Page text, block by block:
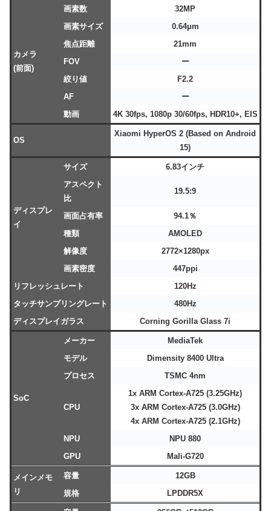
カメラ
(前面)
画素数
32MP
画素サイズ
0.64μm
焦点距離
21mm
FOV
ー
絞り値
F2.2
AF
ー
動画
4K 30fps, 1080p 30/60fps, HDR10+, EIS
OS
Xiaomi HyperOS 2 (Based on Android
15)
ディスプレ
イ
サイズ
6.83インチ
アスペクト
比
19.5:9
画面占有率
94.1％
種類
AMOLED
解像度
2772×1280px
画素密度
447ppi
リフレッシュレート
120Hz
タッチサンプリングレート
480Hz
ディスプレイガラス
Corning Gorilla Glass 7i
SoC
メーカー
MediaTek
モデル
Dimensity 8400 Ultra
プロセス
TSMC 4nm
CPU
1x ARM Cortex-A725 (3.25GHz)
3x ARM Cortex-A725 (3.0GHz)
4x ARM Cortex-A725 (2.1GHz)
NPU
NPU 880
GPU
Mali-G720
メインメモ
リ
容量
12GB
規格
LPDDR5X